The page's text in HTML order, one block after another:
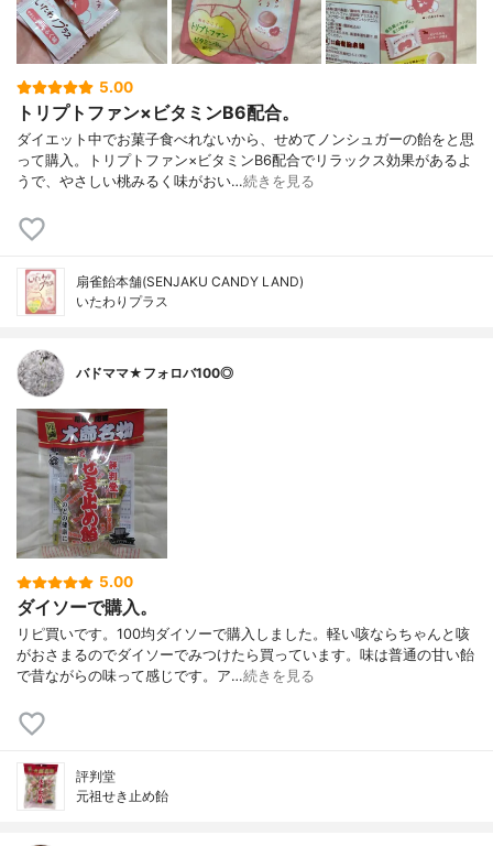
5.00
トリプトファン×ビタミンB6配合。
ダイエット中でお菓子食べれないから、せめてノンシュガーの飴をと思
って購入。トリプトファン×ビタミンB6配合でリラックス効果があるよ
うで、やさしい桃みるく味がおい…続きを見る
扇雀飴本舗(SENJAKU CANDY LAND)
いたわりプラス
バドママ★フォロバ100◎
5.00
ダイソーで購入。
リピ買いです。100均ダイソーで購入しました。軽い咳ならちゃんと咳
がおさまるのでダイソーでみつけたら買っています。味は普通の甘い飴
で昔ながらの味って感じです。ア…続きを見る
評判堂
元祖せき止め飴